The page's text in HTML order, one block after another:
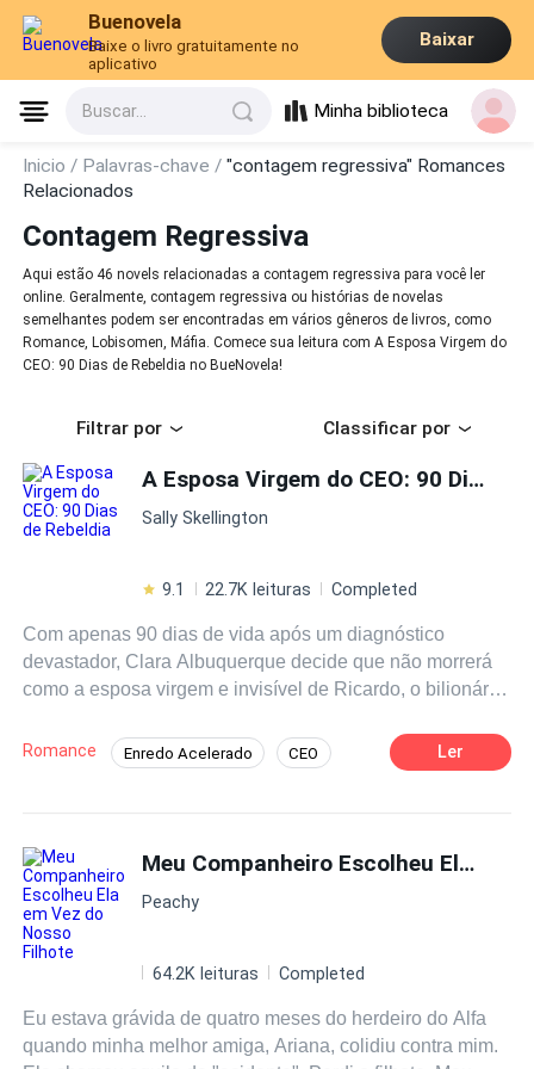
Buenovela
Baixe o livro gratuitamente no
aplicativo
Baixar
Buscar... Minha biblioteca
Inicio / Palavras-chave /"contagem regressiva" Romances
Relacionados
Contagem Regressiva
Aqui estão 46 novels relacionadas a contagem regressiva para você ler
online. Geralmente, contagem regressiva ou histórias de novelas
semelhantes podem ser encontradas em vários gêneros de livros, como
Romance, Lobisomen, Máfia. Comece sua leitura com A Esposa Virgem do
CEO: 90 Dias de Rebeldia no BueNovela!
Filtrar por Classificar por
A Esposa Virgem do CEO: 90 Dias de Rebeldia
Sally Skellington
9.1 22.7K leituras Completed
Com apenas 90 dias de vida após um diagnóstico
devastador, Clara Albuquerque decide que não morrerá
como a esposa virgem e invisível de Ricardo, o bilionário
casamento de fachada. O pavor de morrer desaparece
para dar lugar a uma rebeldia perigosa: sem revelar a
do homem que a desprezava. Pressionada contra a mesa
da diretoria por Ricardo — tomado por uma mistura
furente de possessividade, raiva e um desejo
incontrolável que nunca admitiu sentir —, ela sente a
respiração quente dele contra o seu pescoço enquanto
com audácia, ela responde bem perto dos seus lábios:
"Quero te destruir antes que o tempo acabe." Correndo
Romance Enredo Acelerado CEO
Contagem regressiva
Ler
Meu Companheiro Escolheu Ela em Vez do Nosso Filhote
Peachy
64.2K leituras Completed
Eu estava grávida de quatro meses do herdeiro do Alfa
quando minha melhor amiga, Ariana, colidiu contra mim.